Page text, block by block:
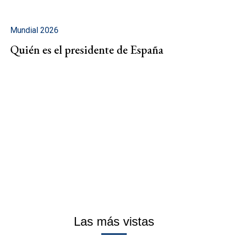
Mundial 2026
Quién es el presidente de España
Las más vistas